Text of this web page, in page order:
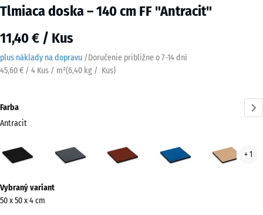
Tlmiaca doska – 140 cm FF "Antracit"
11,40 € / Kus
plus náklady na dopravu /Doručenie približne o7-14 dní
45,60 € / 4 Kus / m²(6,40 kg / Kus)
Farba
Antracit
(active)
červená
modrá
+ 1
informácií
o
Vybraný variant
50 x 50 x 4 cm